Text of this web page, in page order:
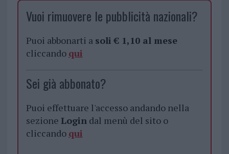
Vuoi rimuovere le pubblicità nazionali?
Puoi abbonarti a soli € 1,10 al mese
cliccando qui
Sei già abbonato?
Puoi effettuare l'accesso andando nella
sezione Logindal menù del sito o
cliccando qui